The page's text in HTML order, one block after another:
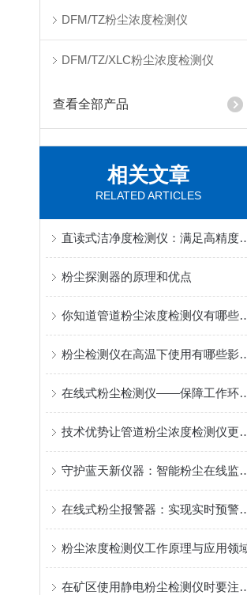
DFM/TZ粉尘浓度检测仪
DFM/TZ/XLC粉尘浓度检测仪
查看全部产品
相关文章
RELATED ARTICLES
直读式洁净度检测仪：
粉尘探测器的原理和优点
你知道管道粉尘浓度检测
粉尘检测仪在高温
在线式粉尘检测仪
技术优势让管道粉
守护蓝天新仪器：智能粉
在线式粉尘报警器：
粉尘浓度检测仪工作原理与应用领
在矿区使用静电粉